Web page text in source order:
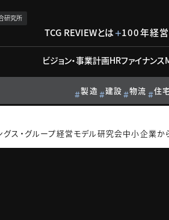
研究所
TCG REVIEWとは 100年経
ビジョン・事業計画HRファイナンス
製造 建設 物流 住宅
グス・グループ経営モデル研究会中小企業か